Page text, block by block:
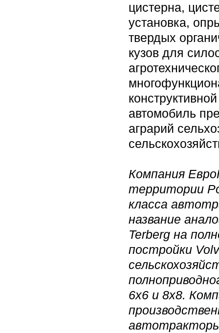
цистерна,
установка,
твердых
кузов для
автомобиль
аграрий
Компания
территории
класса
название
Terberg на
постройки
6х6 и 8х8.
автотракторы